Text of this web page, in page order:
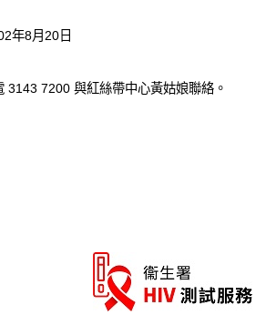
年8月20日
3143 7200 與紅絲帶中心黃姑娘聯絡。